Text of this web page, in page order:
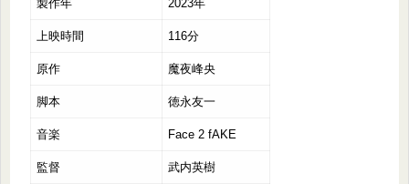
製作年 2023年
上映時間 116分
原作 魔夜峰央
脚本 徳永友一
音楽 Face 2 fAKE
監督 武内英樹